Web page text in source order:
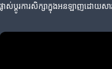
ប្តូរការសិក្សាក្នុងអនឡាញដោយសារ